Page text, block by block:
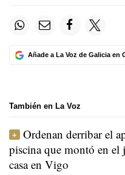
Añade a La Voz de Galicia en
También en La Voz
Ordenan derribar el
piscina que montó en el
casa en Vigo